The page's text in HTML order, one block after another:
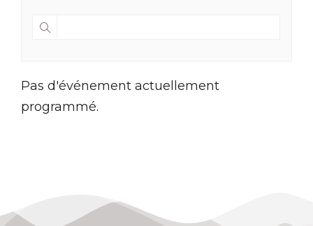
Pas d'événement actuellement
programmé.